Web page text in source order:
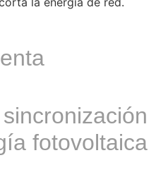
fotovoltaica